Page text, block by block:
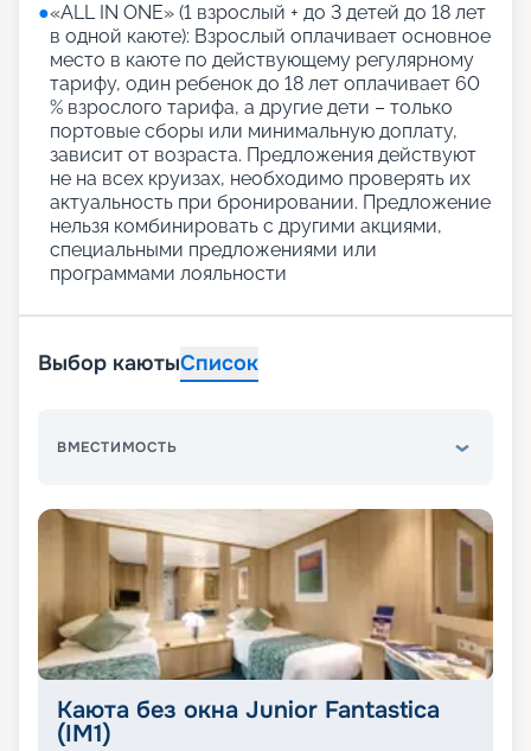
●«АLL IN ONE» (1 взрослый + до 3 детей до 18 лет
в одной каюте): Взрослый оплачивает основное
место в каюте по действующему регулярному
тарифу, один ребенок до 18 лет оплачивает 60
% взрослого тарифа, а другие дети – только
портовые сборы или минимальную доплату,
зависит от возраста. Предложения действуют
не на всех круизах, необходимо проверять их
актуальность при бронировании. Предложение
нельзя комбинировать с другими акциями,
специальными предложениями или
программами лояльности
Выбор каютыСписок
ВМЕСТИМОСТЬ
Каюта без окна Junior Fantastica
(IM1)